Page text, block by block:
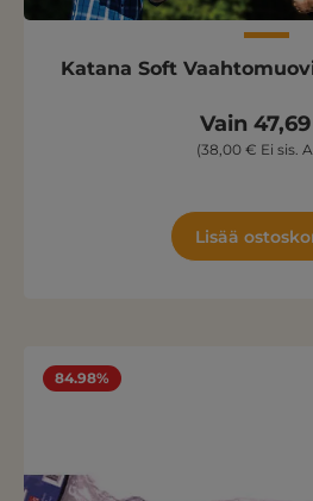
Katana Soft
Vain
(38,00 € Ei sis.
Lisää
84.98%